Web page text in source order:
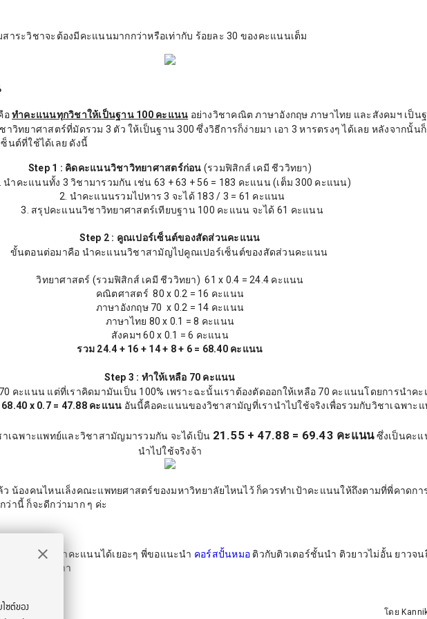
าระวิชาจะต้องมีคะแนนมากกว่าหรือเท่ากับ ร้อยละ 30 ของคะแนนเต็ม
อทำคะแนนทุกวิชาให้เป็นฐาน 100 คะแนน อย่างวิชาคณิต ภาษาอังกฤษ ภาษาไทย และสังคมฯ เป็น
วิทยาศาสตร์ที่มัดรวม 3 ตัว ให้เป็นฐาน 300 ซึ่งวิธีการก็ง่ายมา เอา 3 หารตรงๆ ได้เลย หลังจากนั้นก็
นต์ที่ใช้ได้เลย ดังนี้
Step 1 : คิดคะแนนวิชาวิทยาศาสตร์ก่อน (รวมฟิสิกส์ เคมี ชีววิทยา)
นำคะแนนทั้ง 3 วิชามารวมกัน เช่น 63 + 63 + 56 = 183 คะแนน (เต็ม 300 คะแนน)
2. นำคะแนนรวมไปหาร 3 จะได้ 183 / 3 = 61 คะแนน
3. สรุปคะแนนวิชาวิทยาศาสตร์เทียบฐาน 100 คะแนน จะได้ 61 คะแนน
Step 2 : คูณเปอร์เซ็นต์ของสัดส่วนคะแนน
ขั้นตอนต่อมาคือ นำคะแนนวิชาสามัญไปคูณเปอร์เซ็นต์ของสัดส่วนคะแนน
วิทยาศาสตร์ (รวมฟิสิกส์ เคมี ชีววิทยา) 61 x 0.4 = 24.4 คะแนน
คณิตศาสตร์ 80 x 0.2 = 16 คะแนน
ภาษาอังกฤษ 70 x 0.2 = 14 คะแนน
ภาษาไทย 80 x 0.1 = 8 คะแนน
สังคมฯ 60 x 0.1 = 6 คะแนน
รวม 24.4 + 16 + 14 + 8 + 6 = 68.40 คะแนน
Step 3 : ทำให้เหลือ 70 คะแนน
คะแนน แต่ที่เราคิดมามันเป็น 100% เพราะฉะนั้นเราต้องตัดออกให้เหลือ 70 คะแนนโดยการนำค
68.40 x 0.7 = 47.88 คะแนน อันนี้คือคะแนนของวิชาสามัญที่เรานำไปใช้จริงเพื่อรวมกับวิชาเฉพาะ
เฉพาะแพทย์และวิชาสามัญมารวมกัน จะได้เป็น 21.55 + 47.88 = 69.43 คะแนนซึ่งเป็นคะ
นำไปใช้จริงจ้า
ว น้องคนไหนเล็งคณะแพทยศาสตร์ของมหาวิทยาลัยไหนไว้ ก็ควรทำเป้าคะแนนให้ถึงตามที่พี่คาดก
ว่านี้ ก็จะดีกว่ามาก ๆ ค่ะ
รับคนที่อยากทำคะแนนได้เยอะๆ พี่ขอแนะนำ คอร์สปั้นหมอ ติวกับติวเตอร์ชั้นนำ ติวยาวไม่อั้น ยาวจน
ฟรีกันน้าาาาาา
โดย
ซต์ของ